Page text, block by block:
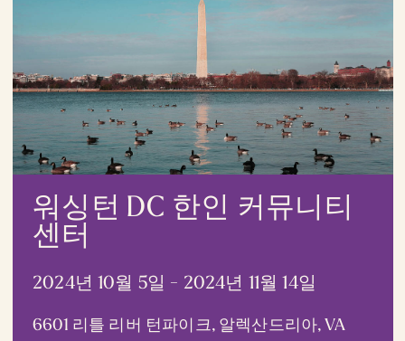
워싱턴 DC 한인 커뮤니티
센터
2024년 10월 5일 - 2024년 11월 14일
6601 리틀 리버 턴파이크, 알렉산드리아, VA